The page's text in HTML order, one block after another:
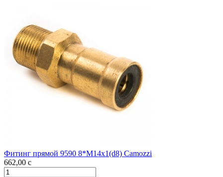
Фитинг прямой 9590 8*М14х1(d8) Camozzi
662,00 c